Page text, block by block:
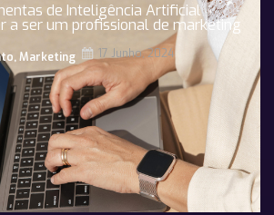
de Inteligência Artificial
a ser um profissional de marketing
,Marketing 17 Junho, 2024